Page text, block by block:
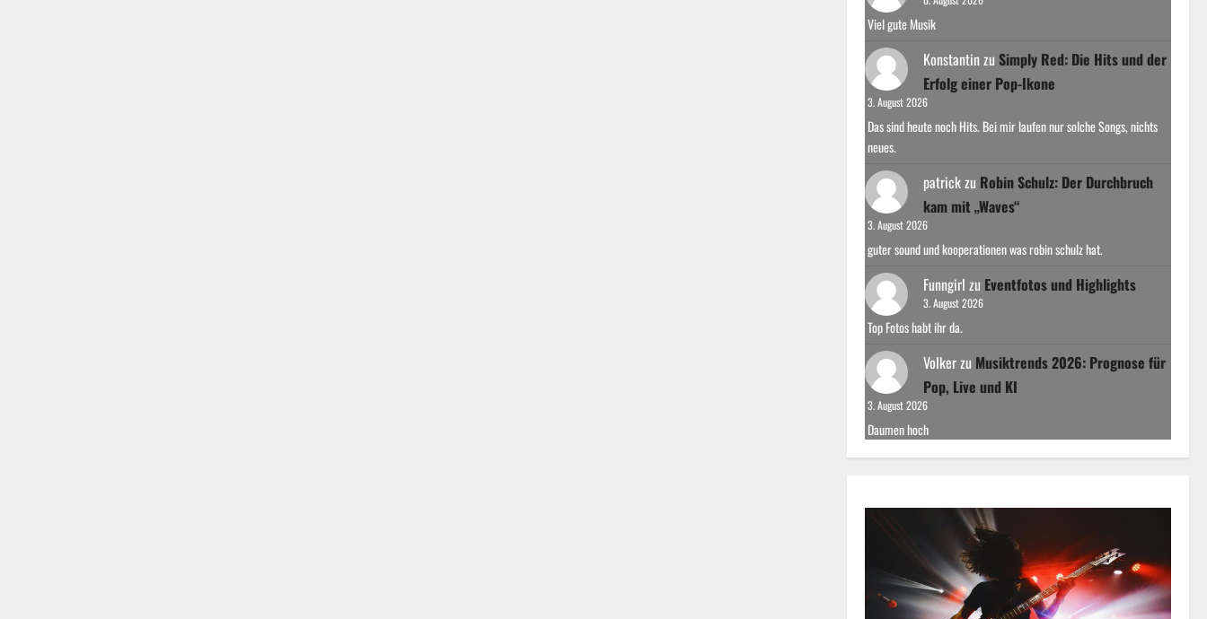
Viel gute Musik
Konstantinzu Simply Red: Die Hits und der
Erfolg einer Pop-Ikone
3. August 2026
Das sind heute noch Hits. Bei mir laufen nur solche Songs, nichts
neues.
patrickzu Robin Schulz: Der Durchbruch
kam mit „Waves“
3. August 2026
guter sound und kooperationen was robin schulz hat.
Funngirl zu Eventfotos und Highlights
3. August 2026
Top Fotos habt ihr da.
Volkerzu Musiktrends 2026: Prognose für
Pop, Live und KI
3. August 2026
Daumen hoch